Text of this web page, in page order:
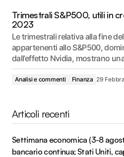
Trimestrali S&P500, utili in
2023
Le trimestrali relativa alla fine
appartenenti allo S&P500,
dall’effetto Nvidia, mostrano
Analisi e commenti Finanza 29
Articoli recenti
Settimana economica (3-8
bancario continua; Stati Uniti,